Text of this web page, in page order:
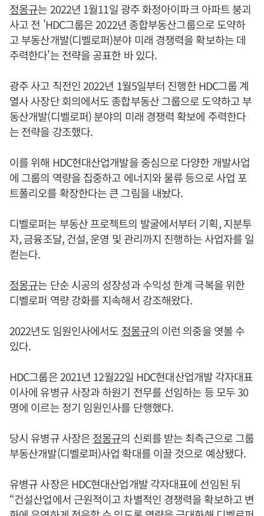
정몽규는 2022년 1월11일 광주 화정아이파크 아파트 붕괴
사고 전 'HDC그룹은 2022년 종합부동산그룹으로 도약하
고 부동산개발(디벨로퍼)분야 미래 경쟁력을 확보하는 데
주력한다'는 전략을 공표한 바 있다.
광주 사고 직전인 2022년 1월5일부터 진행한 HDC그룹 계
열사 사장단 회의에서도 종합부동산 그룹으로 도약하고 부
동산개발(디벨로퍼) 분야의 미래 경쟁력 확보에 주력한다
는 전략을 강조했다.
이를 위해 HDC현대산업개발을 중심으로 다양한 개발사업
에 그룹의 역량을 집중하고 에너지와 물류 등으로 사업 포
트폴리오를 확장한다는 큰 그림을 내놨다.
디벨로퍼는 부동산 프로젝트의 발굴에서부터 기획, 지분투
자, 금융조달, 건설, 운영 및 관리까지 진행하는 사업자를 일
컫는다.
정몽규는 단순 시공의 성장성과 수익성 한계 극복을 위한
디벨로퍼 역량 강화를 지속해서 강조해왔다.
2022년도 임원인사에서도 정몽규의 이런 의중을 엿볼 수
있다.
HDC그룹은 2021년 12월22일 HDC현대산업개발 각자대표
이사에 유병규 사장과 하원기 전무를 선임하는 등 모두 30
명에 이르는 정기 임원인사를 단행했다.
당시 유병규 사장은정몽규의 신뢰를 받는 최측근으로 그룹
부동산개발(디벨로퍼)사업 확대를 이끌 것으로 예상됐다.
유병규 사장은 HDC현대산업개발 각자대표에 선임된 뒤
“건설산업에서 근원적이고 차별적인 경쟁력을 확보하고 변